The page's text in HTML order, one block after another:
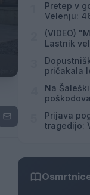
Pretep v
Velenju:
(VIDEO)
Lastnik
pričakala
Na
Prijava
tragedijo: